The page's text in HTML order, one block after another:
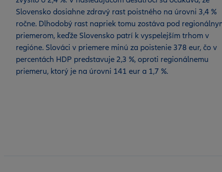
Slovensko dosiahne zdravý rast poistného na úrovni 3,4 %
ročne. Dlhodobý rast napriek tomu zostáva pod
priemerom, keďže Slovensko patrí k vyspelejším trhom v
regióne. Slováci v priemere minú za poistenie 378 eur, čo v
percentách HDP predstavuje 2,3 %, oproti regionálnemu
priemeru, ktorý je na úrovni 141 eur a 1,7 %.